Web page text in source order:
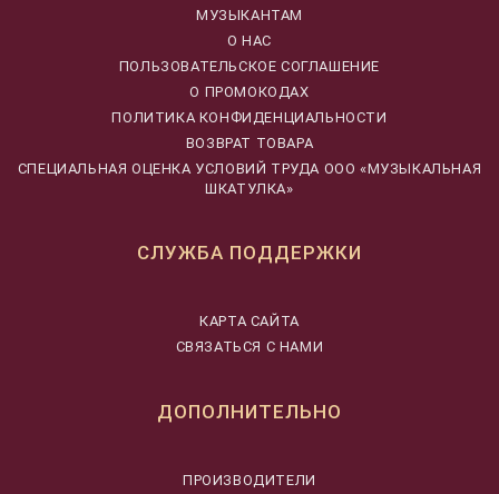
МУЗЫКАНТАМ
О НАС
ПОЛЬЗОВАТЕЛЬСКОЕ СОГЛАШЕНИЕ
О ПРОМОКОДАХ
ПОЛИТИКА КОНФИДЕНЦИАЛЬНОСТИ
ВОЗВРАТ ТОВАРА
CПЕЦИАЛЬНАЯ ОЦЕНКА УСЛОВИЙ ТРУДА ООО «МУЗЫКАЛЬНАЯ
ШКАТУЛКА»
СЛУЖБА ПОДДЕРЖКИ
КАРТА САЙТА
СВЯЗАТЬСЯ С НАМИ
ДОПОЛНИТЕЛЬНО
ПРОИЗВОДИТЕЛИ